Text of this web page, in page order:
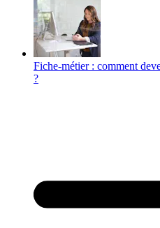
Fiche-métier : comment
?